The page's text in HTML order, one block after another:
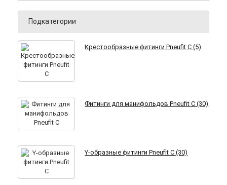
Подкатегории
Крестообразные фитинги Pneufit C (5)
Фитинги для манифольдов Pneufit C (30)
Y-образные фитинги Pneufit C (30)